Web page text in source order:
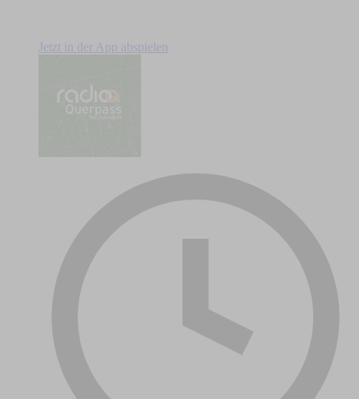
Jetzt in der App abspielen